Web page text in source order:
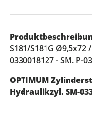
S181/S181G Ø9,5x72
0330018127 - SM. P-
OPTIMUM
Hydraulikzyl. SM-